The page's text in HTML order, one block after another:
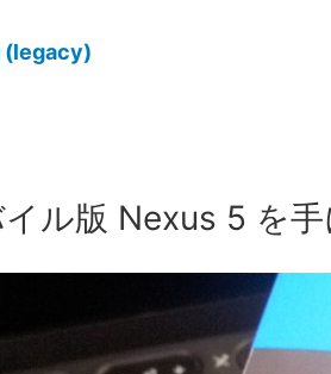
(legacy)
ル版 Nexus 5 を手